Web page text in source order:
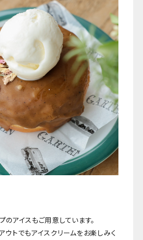
のアイスもご用意しています。
ウトでもアイスクリームをお楽しみく